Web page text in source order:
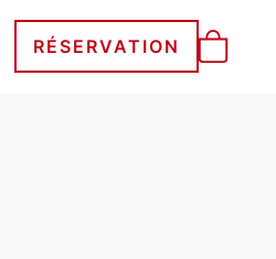
RÉSERVATION